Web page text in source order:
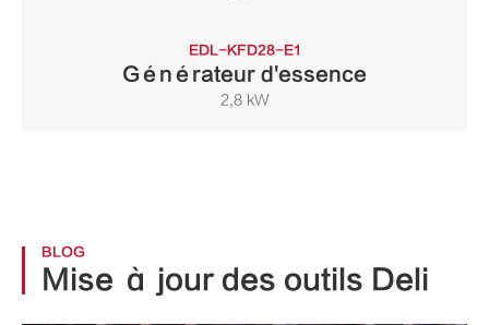
EDL-KFD28-E1
Générateur d'essence
2,8 kW
BLOG
Mise à jour des outils Deli